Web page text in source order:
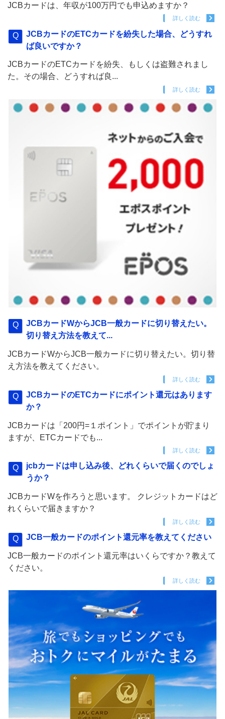
JCBカードは、年収が100万円でも申込めますか？
詳しく読む
JCBカードのETCカードを紛失した場合、どうすれ
ば良いですか？
JCBカードのETCカードを紛失、もしくは盗難されまし
た。その場合、どうすれば良...
詳しく読む
JCBカードWからJCB一般カードに切り替えたい。
切り替え方法を教えて...
JCBカードWからJCB一般カードに切り替えたい。切り替
え方法を教えてください。
詳しく読む
JCBカードのETCカードにポイント還元はあります
か？
JCBカードは「200円=１ポイント」でポイントが貯まり
ますが、ETCカードでも...
詳しく読む
jcbカードは申し込み後、どれくらいで届くのでしょ
うか？
JCBカードWを作ろうと思います。 クレジットカードはど
れくらいで届きますか？
詳しく読む
JCB一般カードのポイント還元率を教えてください
JCB一般カードのポイント還元率はいくらですか？教えて
ください。
詳しく読む